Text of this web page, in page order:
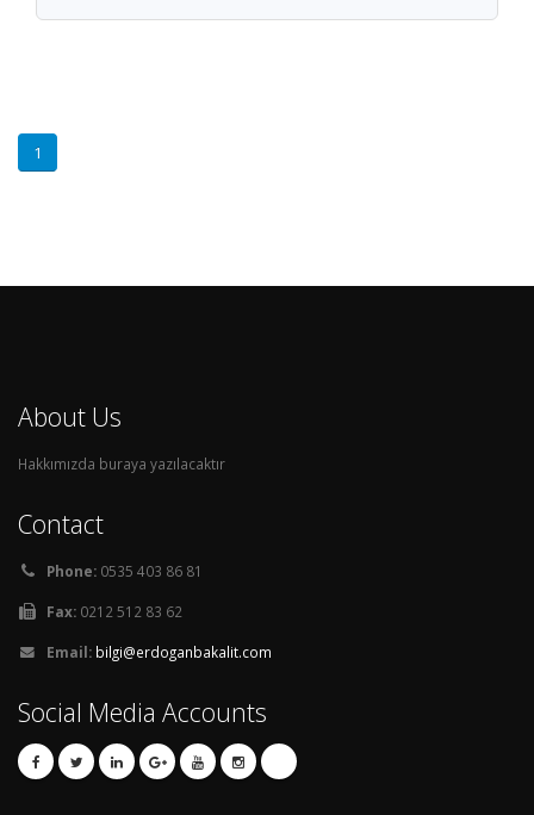
1
About Us
Hakkımızda buraya yazılacaktır
Contact
Phone: 0535 403 86 81
Fax: 0212 512 83 62
Email: bilgi@erdoganbakalit.com
Social Media Accounts